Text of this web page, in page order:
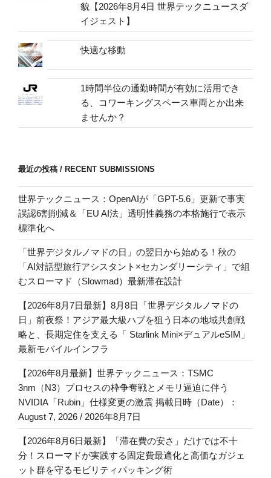
貌【2026年8月4日 世界テックニュースダ
イジェスト】
快適な移動
1時間半位の通勤時間が有効に活用でき
る、コワーキングスペース車両とか出来
ませんか？
最近の投稿 / RECENT SUBMISSIONS
世界テックニュース：OpenAIが「GPT-5.6」更新で事実
誤認6割削減＆「EU AI法」透明性義務の本格施行で表示
標準化へ
「世界デジタルノマドの日」の翌日から始める！秋の
「AI対話型旅行アシスタント×セカンダリーシティ」で組
むスローマド（Slowmad）最新滞在設計
【2026年8月7日最新】8月8日「世界デジタルノマドの
日」前夜祭！アジア最大級ハブを狙う日本の地域共創戦
略と、長期定住を支える「 Starlink Mini×デュアルeSIM」
最新モバイルインフラ
【2026年8月最新】世界テックニュース：TSMC
3nm（N3）プロセスの枠争奪戦とメモリ逼迫に伴う
NVIDIA「Rubin」仕様変更の激震 掲載日時（Date）：
August 7, 2026 / 2026年8月7日
【2026年8月6日最新】「滞在費の安さ」だけでは不十
分！スローマドが実践する固定費最適化と高価なガジェ
ット群を守るモビリティパッキング術